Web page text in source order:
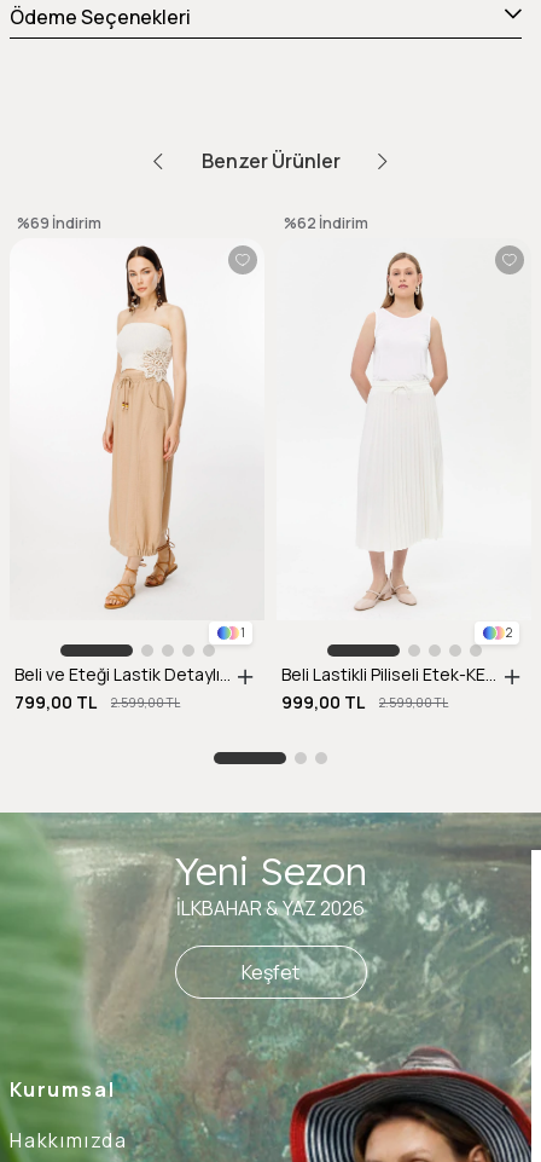
Ödeme Seçenekleri
Benzer Ürünler
1
Beli ve Eteği Lastik Detaylı Keten Etek-CAMEL
799,00 TL
2.599,00 TL
%69 İndirim
2
Beli Lastikli Piliseli Etek-KEMIK
999,00 TL
2.599,00 TL
%62 İndirim
Kurumsal
Hakkımızda
Yeni Sezon
İLKBAHAR & YAZ 2026
Keşfet